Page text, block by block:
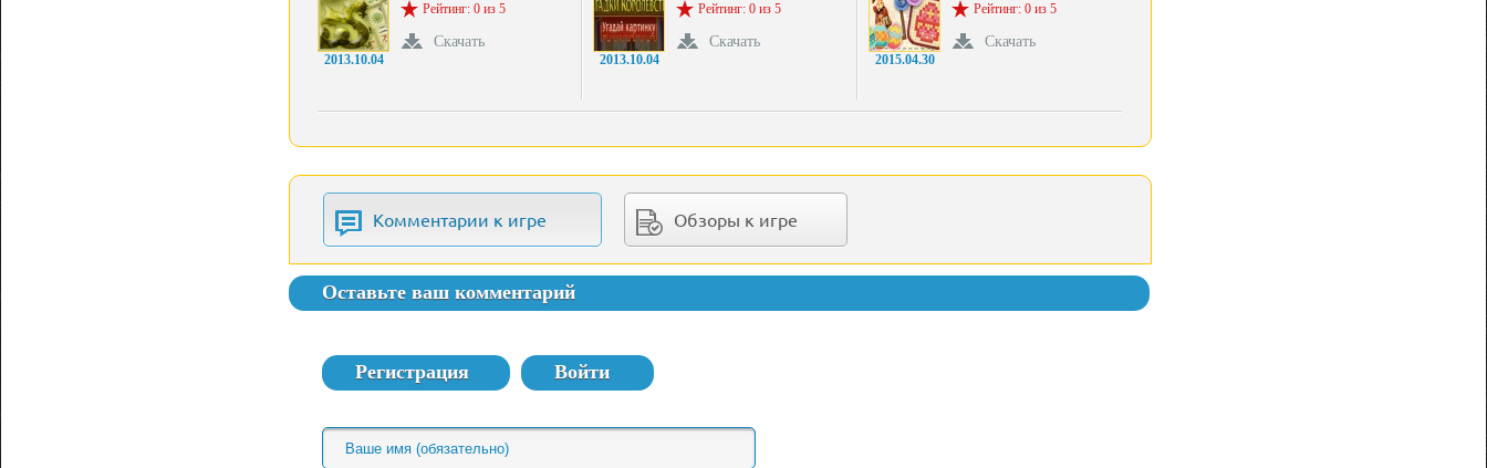
2013.10.04
Рейтинг: 0 из 5
Скачать
2013.10.04
Рейтинг: 0 из 5
Скачать
2015.04.30
Рейтинг: 0 из 5
Скачать
Комментарии к игре Обзоры к игре
Оставьте ваш комментарий
Регистрация Войти